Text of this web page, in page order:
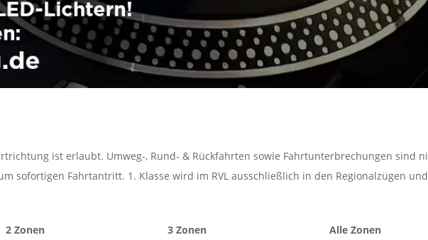
ist erlaubt. Umweg-, Rund- & Rückfahrten sowie Fahrtunterbrechungen sind
sofortigen Fahrtantritt. 1. Klasse wird im RVL ausschließlich in den Regionalzügen
2 Zonen 3 Zonen Alle Zonen